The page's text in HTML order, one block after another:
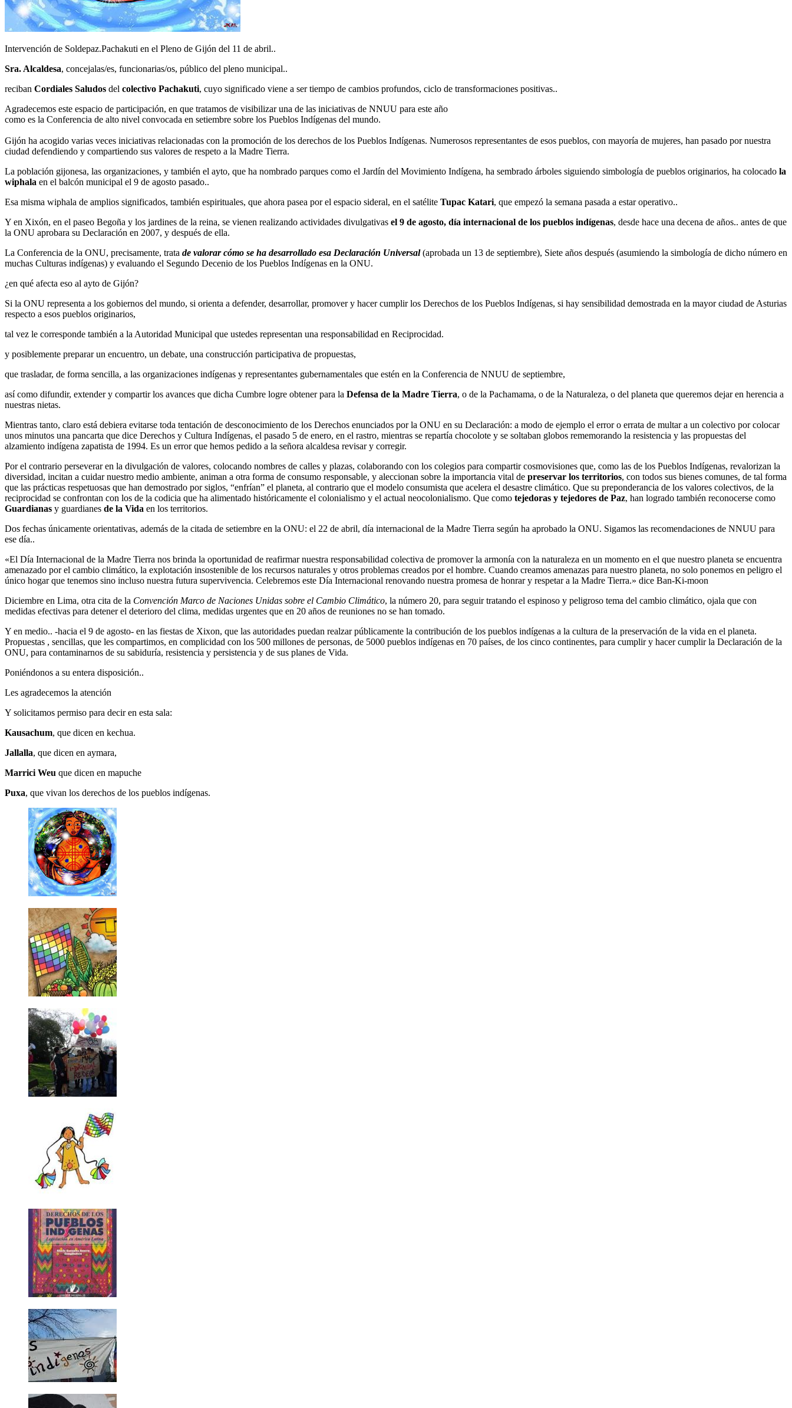
Intervención de Soldepaz.Pachakuti en el Pleno de Gijón del 11 de abril..
Sra. Alcaldesa, concejalas/es, funcionarias/os, público del pleno municipal..
reciban Cordiales Saludos del colectivo Pachakuti, cuyo significado viene a ser tiempo de cambios profundos, ciclo de transformaciones positivas..
Agradecemos este espacio de participación, en que tratamos de visibilizar una de las iniciativas de NNUU para este año
como es la Conferencia de alto nivel convocada en setiembre sobre los Pueblos Indígenas del mundo.
Gijón ha acogido varias veces iniciativas relacionadas con la promoción de los derechos de los Pueblos Indígenas. Numerosos representantes de esos pueblos, con mayoría de mujeres, han pasado por nuestra
ciudad defendiendo y compartiendo sus valores de respeto a la Madre Tierra.
La población gijonesa, las organizaciones, y también el ayto, que ha nombrado parques como el Jardín del Movimiento Indígena, ha sembrado árboles siguiendo simbología de pueblos originarios, ha colocado la
wiphala en el balcón municipal el 9 de agosto pasado..
Esa misma wiphala de amplios significados, también espirituales, que ahora pasea por el espacio sideral, en el satélite Tupac Katari, que empezó la semana pasada a estar operativo..
Y en Xixón, en el paseo Begoña y los jardines de la reina, se vienen realizando actividades divulgativas el 9 de agosto, día internacional de los pueblos indígenas, desde hace una decena de años.. antes de que
la ONU aprobara su Declaración en 2007, y después de ella.
La Conferencia de la ONU, precisamente, trata de valorar cómo se ha desarrollado esa Declaración Universal (aprobada un 13 de septiembre), Siete años después (asumiendo la simbología de dicho número en
muchas Culturas indígenas) y evaluando el Segundo Decenio de los Pueblos Indígenas en la ONU.
¿en qué afecta eso al ayto de Gijón?
Si la ONU representa a los gobiernos del mundo, si orienta a defender, desarrollar, promover y hacer cumplir los Derechos de los Pueblos Indígenas, si hay sensibilidad demostrada en la mayor ciudad de Asturias
respecto a esos pueblos originarios,
tal vez le corresponde también a la Autoridad Municipal que ustedes representan una responsabilidad en Reciprocidad.
y posiblemente preparar un encuentro, un debate, una construcción participativa de propuestas,
que trasladar, de forma sencilla, a las organizaciones indígenas y representantes gubernamentales que estén en la Conferencia de NNUU de septiembre,
así como difundir, extender y compartir los avances que dicha Cumbre logre obtener para la Defensa de la Madre Tierra, o de la Pachamama, o de la Naturaleza, o del planeta que queremos dejar en herencia a
nuestras nietas.
Mientras tanto, claro está debiera evitarse toda tentación de desconocimiento de los Derechos enunciados por la ONU en su Declaración: a modo de ejemplo el error o errata de multar a un colectivo por colocar
unos minutos una pancarta que dice Derechos y Cultura Indígenas, el pasado 5 de enero, en el rastro, mientras se repartía chocolote y se soltaban globos rememorando la resistencia y las propuestas del
alzamiento indígena zapatista de 1994. Es un error que hemos pedido a la señora alcaldesa revisar y corregir.
Por el contrario perseverar en la divulgación de valores, colocando nombres de calles y plazas, colaborando con los colegios para compartir cosmovisiones que, como las de los Pueblos Indígenas, revalorizan la
diversidad, incitan a cuidar nuestro medio ambiente, animan a otra forma de consumo responsable, y aleccionan sobre la importancia vital de preservar los territorios, con todos sus bienes comunes, de tal forma
que las prácticas respetuosas que han demostrado por siglos, “enfrían” el planeta, al contrario que el modelo consumista que acelera el desastre climático. Que su preponderancia de los valores colectivos, de la
reciprocidad se confrontan con los de la codicia que ha alimentado históricamente el colonialismo y el actual neocolonialismo. Que como tejedoras y tejedores de Paz, han logrado también reconocerse como
Guardianas y guardianes de la Vida en los territorios.
Dos fechas únicamente orientativas, además de la citada de setiembre en la ONU: el 22 de abril, día internacional de la Madre Tierra según ha aprobado la ONU. Sigamos las recomendaciones de NNUU para
ese día..
«El Día Internacional de la Madre Tierra nos brinda la oportunidad de reafirmar nuestra responsabilidad colectiva de promover la armonía con la naturaleza en un momento en el que nuestro planeta se encuentra
amenazado por el cambio climático, la explotación insostenible de los recursos naturales y otros problemas creados por el hombre. Cuando creamos amenazas para nuestro planeta, no solo ponemos en peligro el
único hogar que tenemos sino incluso nuestra futura supervivencia. Celebremos este Día Internacional renovando nuestra promesa de honrar y respetar a la Madre Tierra.» dice Ban-Ki-moon
Diciembre en Lima, otra cita de la Convención Marco de Naciones Unidas sobre el Cambio Climático, la número 20, para seguir tratando el espinoso y peligroso tema del cambio climático, ojala que con
medidas efectivas para detener el deterioro del clima, medidas urgentes que en 20 años de reuniones no se han tomado.
Y en medio.. -hacia el 9 de agosto- en las fiestas de Xixon, que las autoridades puedan realzar públicamente la contribución de los pueblos indígenas a la cultura de la preservación de la vida en el planeta.
Propuestas , sencillas, que les compartimos, en complicidad con los 500 millones de personas, de 5000 pueblos indígenas en 70 países, de los cinco continentes, para cumplir y hacer cumplir la Declaración de la
ONU, para contaminarnos de su sabiduría, resistencia y persistencia y de sus planes de Vida.
Poniéndonos a su entera disposición..
Les agradecemos la atención
Y solicitamos permiso para decir en esta sala:
Kausachum, que dicen en kechua.
Jallalla, que dicen en aymara,
Marrici Weu que dicen en mapuche
Puxa, que vivan los derechos de los pueblos indígenas.